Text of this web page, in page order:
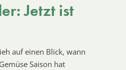
Jetzt ist
auf einen Blick, wann
Saison hat